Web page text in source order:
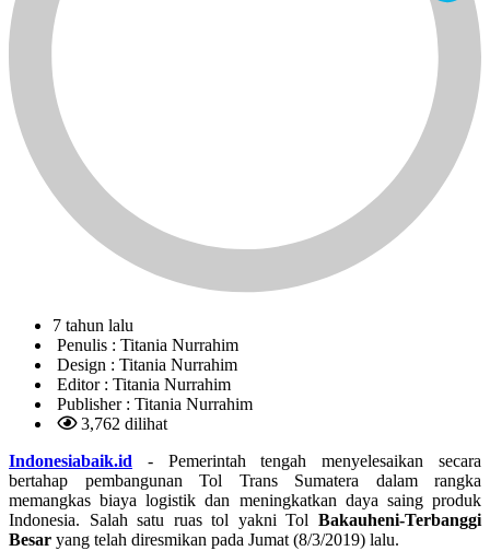
7 tahun lalu
Penulis : Titania Nurrahim
Design : Titania Nurrahim
Editor : Titania Nurrahim
Publisher : Titania Nurrahim
3,762 dilihat
Indonesiabaik.id - Pemerintah tengah menyelesaikan secara
bertahap pembangunan Tol Trans Sumatera dalam rangka
memangkas biaya logistik dan meningkatkan daya saing produk
Indonesia. Salah satu ruas tol yakni Tol Bakauheni-Terbanggi
Besar yang telah diresmikan pada Jumat (8/3/2019) lalu.